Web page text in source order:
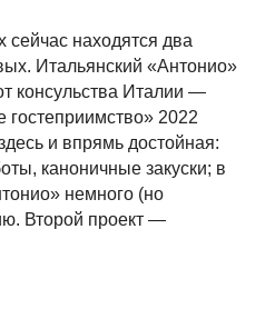
находятся два
Итальянский «Антонио»
консульства Италии —
гостеприимство» 2022
и впрямь достойная:
каноничные закуски; в
немного (но
Второй проект —